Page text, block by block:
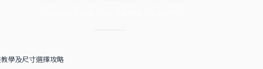
學及尺寸選擇攻略